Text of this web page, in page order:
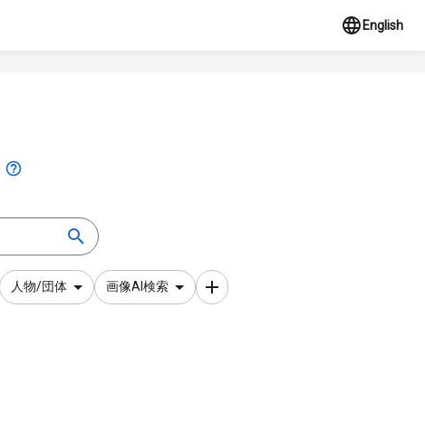
English
人物/団体 画像AI検索